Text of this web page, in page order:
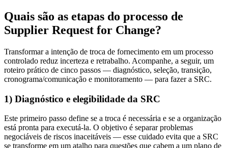
Quais são as etapas do processo de
Supplier Request for Change?
Transformar a intenção de troca de fornecimento em um processo
controlado reduz incerteza e retrabalho. Acompanhe, a seguir, um
roteiro prático de cinco passos — diagnóstico, seleção, transição,
cronograma/comunicação e monitoramento — para fazer a SRC.
1) Diagnóstico e elegibilidade da SRC
Este primeiro passo define se a troca é necessária e se a organização
está pronta para executá-la. O objetivo é separar problemas
negociáveis de riscos inaceitáveis — esse cuidado evita que a SRC
se transforme em um atalho para questões que cabem a um plano de